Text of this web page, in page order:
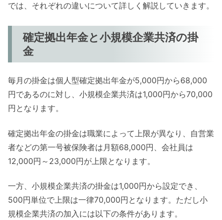
では、それぞれの違いについて詳しく解説していきます。
確定拠出年金と小規模企業共済の掛
金
毎月の掛金は個人型確定拠出年金が5,000円から68,000
円であるのに対し、小規模企業共済は1,000円から70,000
円となります。
確定拠出年金の掛金は職業によって上限が異なり、自営業
者などの第一号被保険者は月額68,000円、会社員は
12,000円～23,000円が上限となります。
一方、小規模企業共済の掛金は1,000円から設定でき、
500円単位で上限は一律70,000円となります。ただし小
規模企業共済の加入には以下の条件があります。